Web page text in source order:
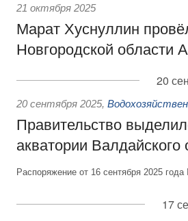
21 октября 2025
Марат Хуснуллин
Новгородской области
20
20 сентября 2025,
Правительство
акватории Валдайского
Распоряжение от 16 сентября 2025
17